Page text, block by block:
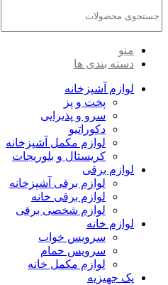
منو
دسته بندی ها
لوازم آشپزخانه
پخت و پز
سرو و پذیرایی
دکوراتیو
لوازم مکمل آشپزخانه
کریستال و بلوریجات
لوازم برقی
لوازم برقی آشپزخانه
لوازم برقی خانه
لوازم شخصی برقی
لوازم خانه
سرویس خواب
سرویس حمام
لوازم مکمل خانه
پک جهیزیه